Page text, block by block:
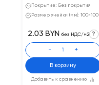
Покрытие: Без покрытия
Размер ячейки (мм): 100×100
Добавить к сравнению
2.03 BYN без НДС/м2 ?
- +
В корзину